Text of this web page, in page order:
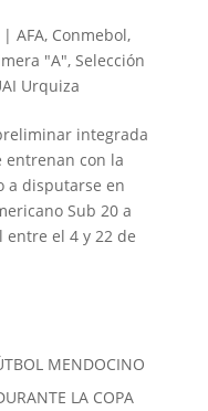
AFA, Conmebol,
"A", Selección
Urquiza
integrada
entrenan con la
a disputarse en
Sub 20 a
el 4 y 22 de
MENDOCINO
LA COPA